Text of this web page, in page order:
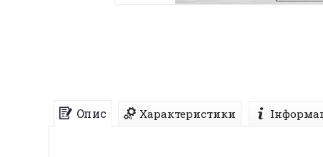
Опис Характеристики